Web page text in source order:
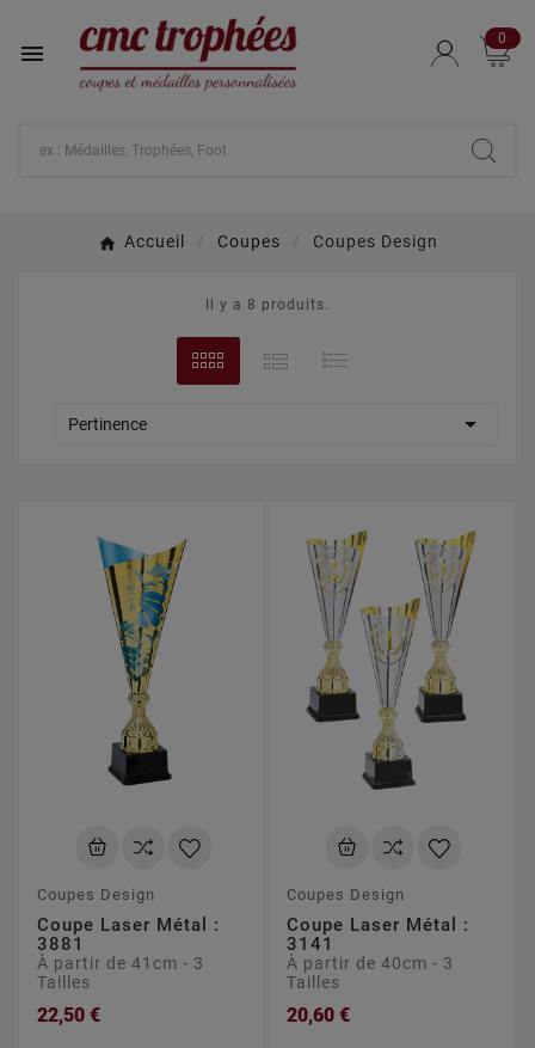

0
Accueil Coupes Coupes Design
Il y a 8 produits.
Pertinence 
Coupes Design
Coupe Laser Métal :
3881
À partir de 41cm - 3
Tailles
22,50 €
Coupes Design
Coupe Laser Métal :
3141
À partir de 40cm - 3
Tailles
20,60 €